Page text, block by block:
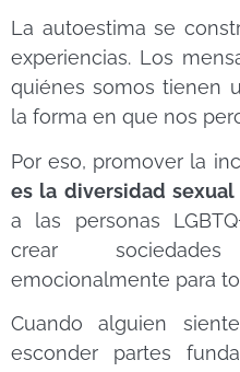
La autoestima se
experiencias. Los
quiénes somos tienen
la forma en que nos
Por eso, promover la
es la diversidad sexual
a las personas
crear
emocionalmente para
Cuando alguien
esconder partes